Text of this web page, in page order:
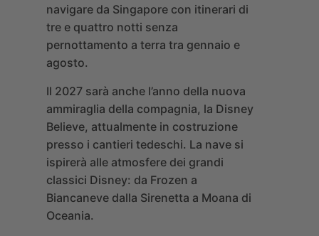
navigare da Singapore con itinerari di
tre e quattro notti senza
pernottamento a terra tra gennaio e
agosto.
Il 2027 sarà anche l’anno della nuova
ammiraglia della compagnia, la Disney
Believe, attualmente in costruzione
presso i cantieri tedeschi. La nave si
ispirerà alle atmosfere dei grandi
classici Disney: da Frozen a
Biancaneve dalla Sirenetta a Moana di
Oceania.